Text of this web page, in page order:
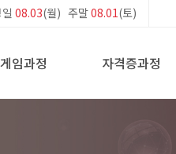
08.03(월) 주말08.01(토)
게임과정 자격증과정